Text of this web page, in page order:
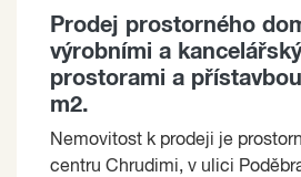
Prodej prostorného
výrobními a
prostorami a
m2.
Nemovitost k prodeji je
centru Chrudimi, v ulici